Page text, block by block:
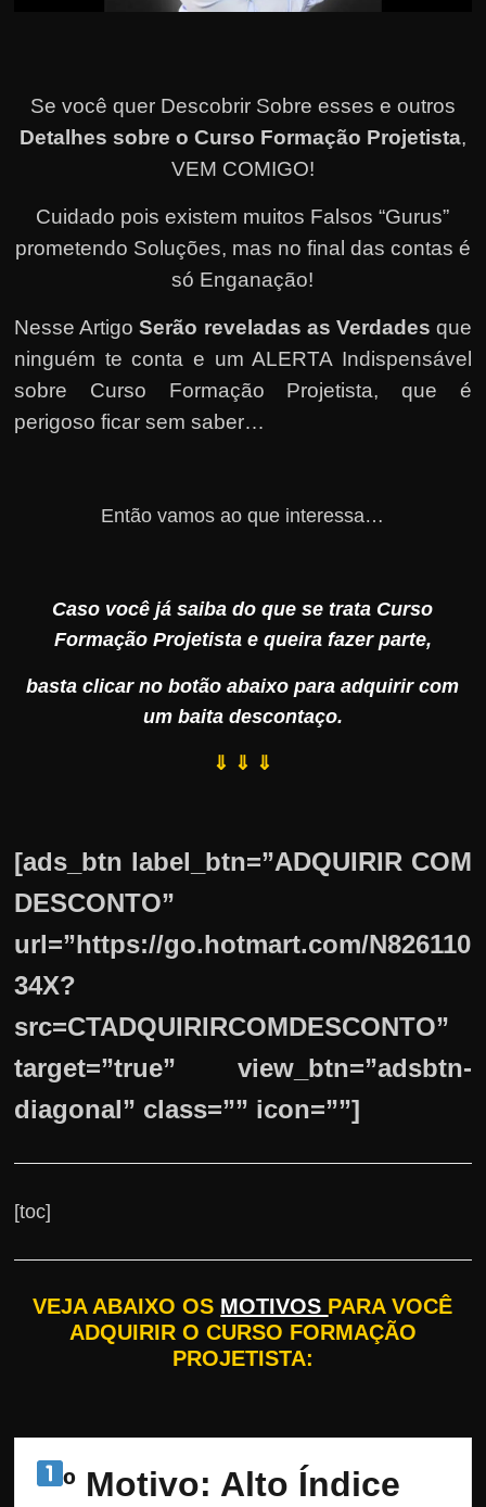
Se você quer Descobrir Sobre esses e outros
Detalhes sobre o Curso Formação Projetista,
VEM COMIGO!
Cuidado pois existem muitos Falsos “Gurus”
prometendo Soluções, mas no final das contas é
só Enganação!
Nesse ArtigoSerão reveladas as Verdades que
ninguém te conta e um ALERTA Indispensável
sobre Curso Formação Projetista, que é
perigoso ficar sem saber…
Então vamos ao que interessa…
Caso você já saiba do que se trata Curso
Formação Projetista e queira fazer parte,
basta clicar no botão abaixo para adquirir com
um baita descontaço.
⇓ ⇓ ⇓
[ads_btn label_btn=”ADQUIRIR COM
DESCONTO”
url=”https://go.hotmart.com/N826110
34X?
src=CTADQUIRIRCOMDESCONTO”
target=”true” view_btn=”adsbtn-
diagonal” class=”” icon=””]
[toc]
VEJA ABAIXO OS MOTIVOS PARA VOCÊ
ADQUIRIR O CURSO FORMAÇÃO
PROJETISTA:
º Motivo: Alto Índice